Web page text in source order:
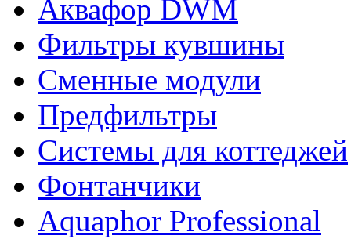
Аквафор DWM
Фильтры кувшины
Сменные модули
Предфильтры
Системы для коттеджей
Фонтанчики
Aquaphor Professional